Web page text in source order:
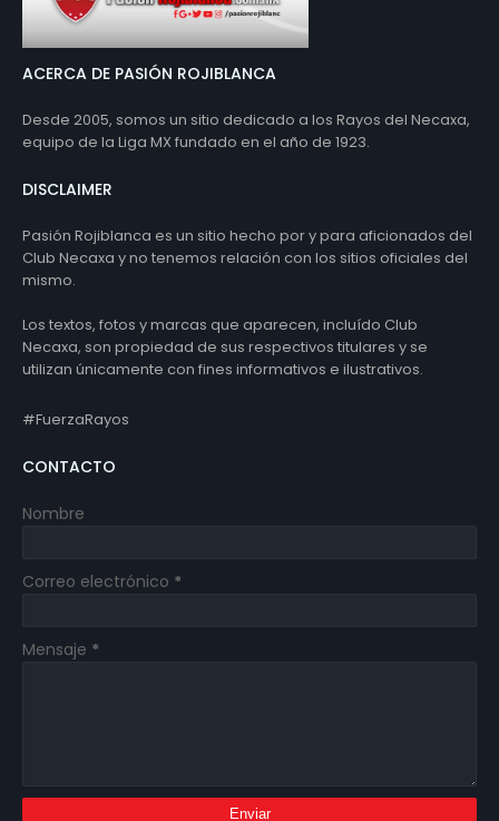
ACERCA DE PASIÓN ROJIBLANCA
Desde 2005, somos un sitio dedicado a los Rayos del Necaxa,
equipo de la Liga MX fundado en el año de 1923.
DISCLAIMER
Pasión Rojiblanca es un sitio hecho por y para aficionados del
Club Necaxa y no tenemos relación con los sitios oficiales del
mismo.
Los textos, fotos y marcas que aparecen, incluído Club
Necaxa, son propiedad de sus respectivos titulares y se
utilizan únicamente con fines informativos e ilustrativos.
#FuerzaRayos
CONTACTO
Nombre
Correo electrónico *
Mensaje *